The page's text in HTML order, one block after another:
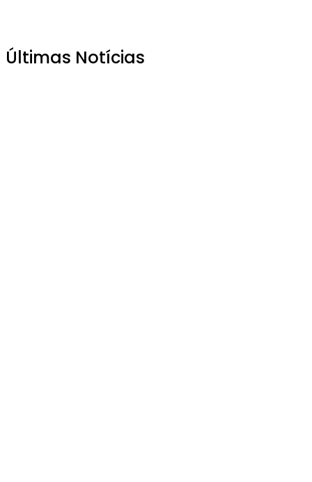
Últimas Notícias